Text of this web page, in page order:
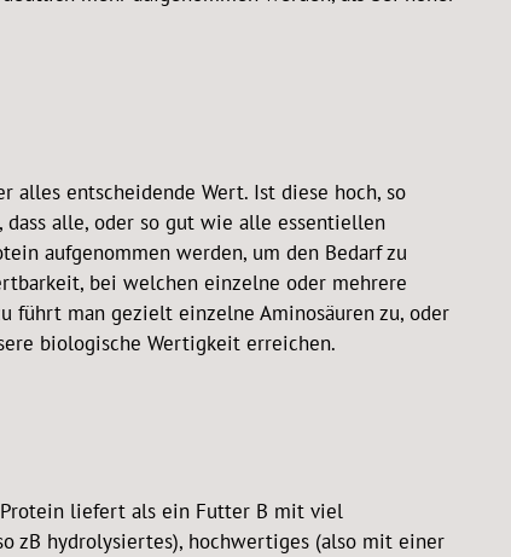
entscheidende Wert. Ist diese hoch, so
dass alle, oder so gut wie alle essentiellen
aufgenommen werden, um den Bedarf zu
bei welchen einzelne oder mehrere
führt man gezielt einzelne Aminosäuren zu, oder
biologische Wertigkeit erreichen.
liefert als ein Futter B mit viel
zB hydrolysiertes), hochwertiges (also mit einer